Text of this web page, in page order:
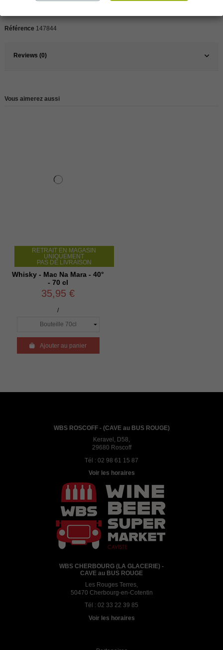
Référence 147844
Reviews (0)
Vous aimerez aussi
RETRAIT EN MAGASIN
UNIQUEMENT
PAS DE LIVRAISON
Whisky - Mac Na Mara - 40°
- 70 cl
35,95 €
/
Ajouter au panier
WBS ROSCOFF - (CAVE au BUS ROUGE)
Keravel, D58,
29680 Roscoff
Tél : 02 98 61 15 87
Voir les horaires
WBS CHERBOURG (LA GLACERIE) -
CAVE au BUS ROUGE
Les Rouges Terres,
50470 Cherbourg-en-Cotentin
Tél : 02 33 22 39 85
Voir les horaires